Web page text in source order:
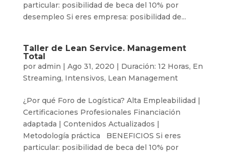
particular: posibilidad de beca del 10% por
desempleo Si eres empresa: posibilidad de...
Taller de Lean Service. Management
Total
por admin | Ago 31, 2020 | Duración: 12 Horas, En
Streaming, Intensivos, Lean Management
¿Por qué Foro de Logística? Alta Empleabilidad |
Certificaciones Profesionales Financiación
adaptada | Contenidos Actualizados |
Metodología práctica BENEFICIOS Si eres
particular: posibilidad de beca del 10% por